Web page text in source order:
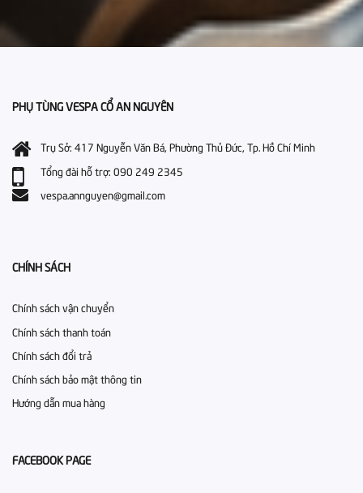
PHỤ TÙNG VESPA CỔ AN NGUYÊN
Trụ Sở: 417 Nguyễn Văn Bá, Phường Thủ Đức, Tp. Hồ Chí Minh
Tổng đài hỗ trợ: 090 249 2345
vespa.annguyen@gmail.com
CHÍNH SÁCH
Chính sách vận chuyển
Chính sách thanh toán
Chính sách đổi trả
Chính sách bảo mật thông tin
Hướng dẫn mua hàng
FACEBOOK PAGE